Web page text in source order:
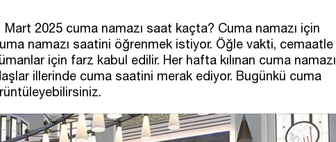
Mart 2025 cuma namazı saat kaçta? Cuma namazı için
namazı saatini öğrenmek istiyor. Öğle vakti, cemaatle
için farz kabul edilir. Her hafta kılınan cuma namazı
illerinde cuma saatini merak ediyor. Bugünkü cuma